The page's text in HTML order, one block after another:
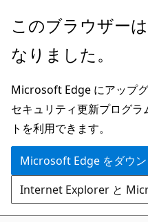
メ
ン
ン
テ
ン
ツ
に
ス
キ
ペ
ジ
ナ
ビ
ゲ
ー
シ
ョ
ン
このブラウザー
なりました。
Microsoft Edge にアップグ
セキュリティ更新プログ
トを利用できます。
Microsoft Edge をダウン
Internet Explorer と